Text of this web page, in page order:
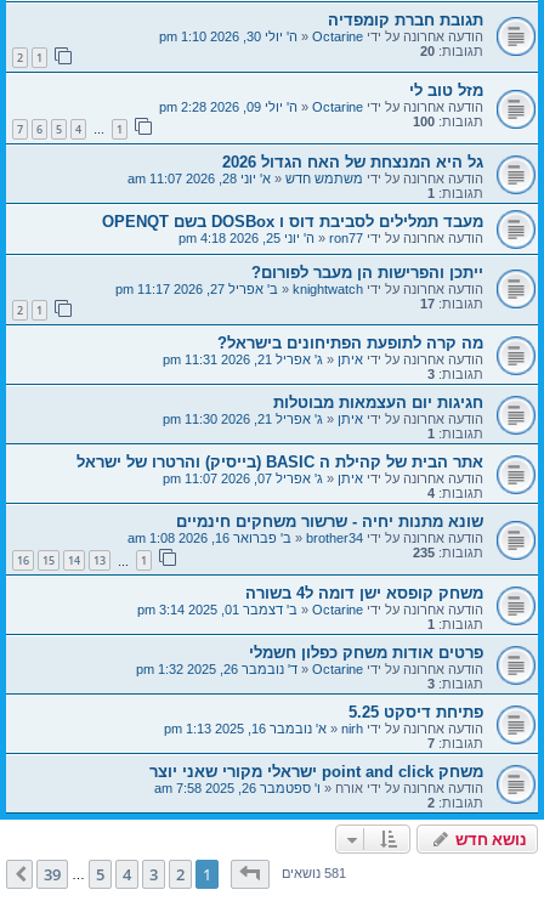
תגובת חברת קומפדיה
הודעה אחרונה על ידי Octarine
«ה' יולי 30, 2026 1:10 pm
תגובות: 20
2
מזל טוב לי
הודעה אחרונה על ידי Octarine
«ה' יולי 09, 2026 2:28 pm
תגובות: 100
…
4
5
6
7
גל היא המנצחת של האח הגדול 2026
הודעה אחרונה על ידי משתמש חדש«א' יוני 28, 2026 11:07 am
תגובות: 1
מעבד תמלילים לסביבת דוס ו DOSBox בשם OPENQT
הודעה אחרונה על ידי ron77
«ה' יוני 25, 2026 4:18 pm
ייתכן והפרישות הן מעבר לפורום?
הודעה אחרונה על ידי knightwatch
«ב' אפריל 27, 2026 11:17 pm
תגובות: 17
2
מה קרה לתופעת הפתיחונים בישראל?
הודעה אחרונה על ידי איתן«ג' אפריל 21, 2026 11:31 pm
תגובות: 3
חגיגות יום העצמאות מבוטלות
הודעה אחרונה על ידי איתן«ג' אפריל 21, 2026 11:30 pm
תגובות: 1
אתר הבית של קהילת ה BASIC (בייסיק) והרטרו של ישראל
הודעה אחרונה על ידי איתן«ג' אפריל 07, 2026 11:07 pm
תגובות: 4
שונא מתנות יחיה - שרשור משחקים חינמיים
הודעה אחרונה על ידי brother34
«ב' פברואר 16, 2026 1:08 am
תגובות: 235
13
14
15
16
משחק קופסא ישן דומה ל4 בשורה
הודעה אחרונה על ידי Octarine
«ב' דצמבר 01, 2025 3:14 pm
תגובות: 1
פרטים אודות משחק כפלון חשמלי
הודעה אחרונה על ידי Octarine
«ד' נובמבר 26, 2025 1:32 pm
תגובות: 3
פתיחת דיסקט 5.25
הודעה אחרונה על ידי nirh
«א' נובמבר 16, 2025 1:13 pm
תגובות: 7
משחק point and click ישראלי מקורי שאני יוצר
הודעה אחרונה על ידי אורח«ו' ספטמבר 26, 2025 7:58 am
תגובות: 2
נושא חדש
581 נושאיםדף1מתוך39
1
2
3
4
5
39 הבא